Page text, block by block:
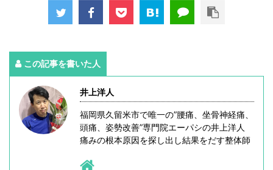
この記事を書いた人
井上洋人
福岡県久留米市で唯一の”腰痛、坐骨神経痛、
頭痛、姿勢改善”専門院エーパシの井上洋人
痛みの根本原因を探し出し結果をだす整体師